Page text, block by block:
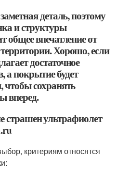
деталь, поэтому
и структуры
общее впечатление от
Хорошо, если
достаточное
а покрытие будет
чтобы сохранять
вперед.
страшен ультрафиолет
критериям относятся